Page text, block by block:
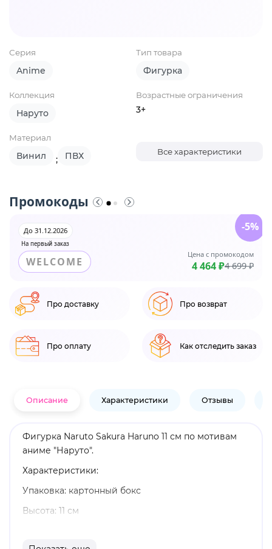
Серия
Anime
Тип товара
Фигурка
Коллекция
Наруто
Возрастные ограничения
3+
Материал
Винил ; ПВХ Все характеристики
Промокоды
На первый заказ
До 31.12.2026
WELCOME
Цена с промокодом
4 464 ₽4 699 ₽
-5%
Про доставку Про возврат
Про оплату Как отследить заказ
Описание Характеристики Отзывы
Фигурка Naruto Sakura Haruno 11 см по мотивам
аниме "Наруто".
Характеристики:
Упаковка: картонный бокс
Высота: 11 см